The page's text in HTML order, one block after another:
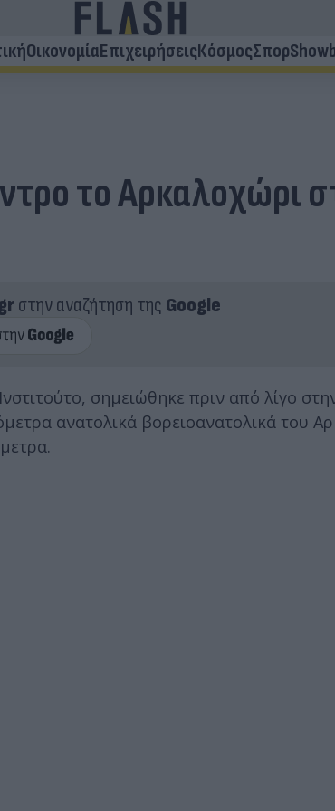
ΟικονομίαΕπιχειρήσειςΚόσμοςΣπορ
το Αρκαλοχώρι
στην αναζήτηση της Google
σημειώθηκε πριν από λίγο
ανατολικά βορειοανατολικά του